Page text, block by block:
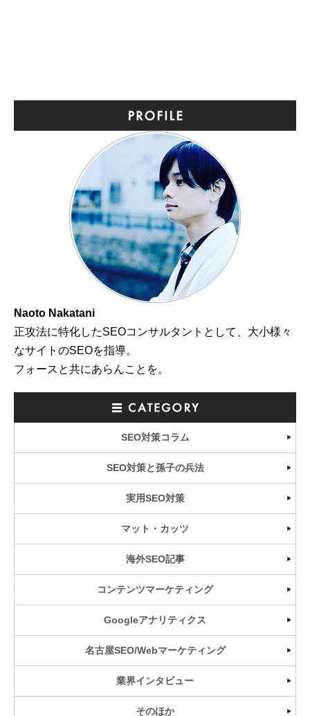
Naoto Nakatani
正攻法に特化したSEOコンサルタントとして、大小様々
なサイトのSEOを指導。
フォースと共にあらんことを。
SEO対策コラム
SEO対策と孫子の兵法
実用SEO対策
マット・カッツ
海外SEO記事
コンテンツマーケティング
Googleアナリティクス
名古屋SEO/Webマーケティング
業界インタビュー
そのほか